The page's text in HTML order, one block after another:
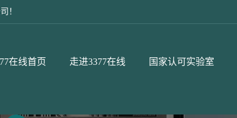
！
在线首页 走进3377在线 国家认可实验室